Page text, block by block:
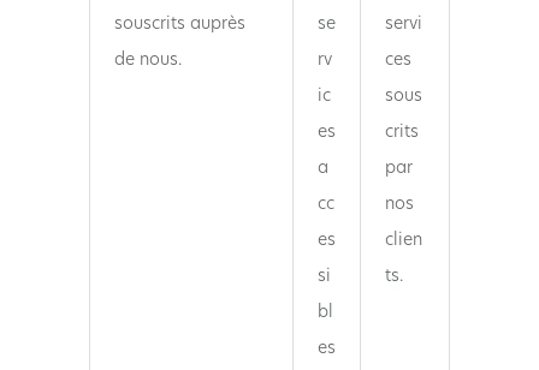
souscrits auprès
de nous.
se
rv
ic
es
a
cc
es
si
bl
es
servi
ces
sous
crits
par
nos
clien
ts.